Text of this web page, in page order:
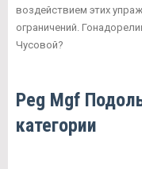
воздействием этих
ограничений.
Чусовой?
Peg Mgf
категории